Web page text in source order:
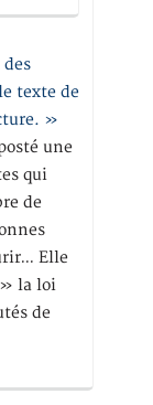
des
texte de
»
une
qui
de
Elle
la loi
de